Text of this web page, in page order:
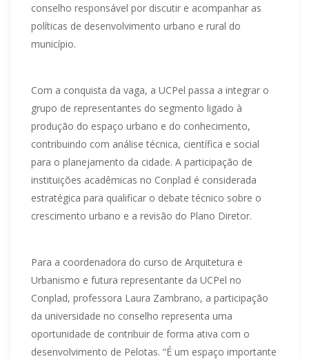
conselho responsável por discutir e acompanhar as
políticas de desenvolvimento urbano e rural do
município.
Com a conquista da vaga, a UCPel passa a integrar o
grupo de representantes do segmento ligado à
produção do espaço urbano e do conhecimento,
contribuindo com análise técnica, científica e social
para o planejamento da cidade. A participação de
instituições acadêmicas no Conplad é considerada
estratégica para qualificar o debate técnico sobre o
crescimento urbano e a revisão do Plano Diretor.
Para a coordenadora do curso de Arquitetura e
Urbanismo e futura representante da UCPel no
Conplad, professora Laura Zambrano, a participação
da universidade no conselho representa uma
oportunidade de contribuir de forma ativa com o
desenvolvimento de Pelotas. “É um espaço importante